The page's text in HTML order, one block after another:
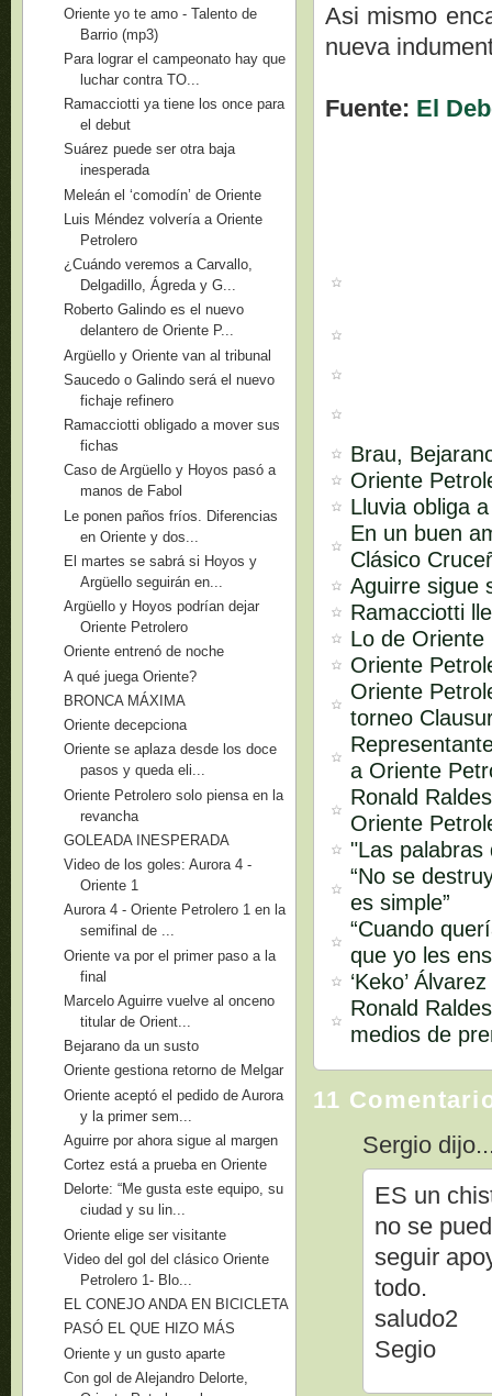
Asi mismo
nueva
Fuente: El
Brau,
Oriente
Lluvia obliga
En un buen
Clásico
Aguirre sigue
Ramacciotti
Lo de
Oriente
Oriente
torneo
a Oriente
Ronald
Oriente
"Las palabras
“No se
es simple”
“Cuando
que yo les
‘Keko’
Ronald
medios de
11
Sergio
ES un
no se
seguir
todo.
saludo2
Segio
Oriente yo te amo - Talento de
Barrio (mp3)
Para lograr el campeonato hay que
luchar contra TO...
Ramacciotti ya tiene los once para
el debut
Suárez puede ser otra baja
inesperada
Meleán el ‘comodín’ de Oriente
Luis Méndez volvería a Oriente
Petrolero
¿Cuándo veremos a Carvallo,
Delgadillo, Ágreda y G...
Roberto Galindo es el nuevo
delantero de Oriente P...
Argüello y Oriente van al tribunal
Saucedo o Galindo será el nuevo
fichaje refinero
Ramacciotti obligado a mover sus
fichas
Caso de Argüello y Hoyos pasó a
manos de Fabol
Le ponen paños fríos. Diferencias
en Oriente y dos...
El martes se sabrá si Hoyos y
Argüello seguirán en...
Argüello y Hoyos podrían dejar
Oriente Petrolero
Oriente entrenó de noche
A qué juega Oriente?
BRONCA MÁXIMA
Oriente decepciona
Oriente se aplaza desde los doce
pasos y queda eli...
Oriente Petrolero solo piensa en la
revancha
GOLEADA INESPERADA
Video de los goles: Aurora 4 -
Oriente 1
Aurora 4 - Oriente Petrolero 1 en la
semifinal de ...
Oriente va por el primer paso a la
final
Marcelo Aguirre vuelve al onceno
titular de Orient...
Bejarano da un susto
Oriente gestiona retorno de Melgar
Oriente aceptó el pedido de Aurora
y la primer sem...
Aguirre por ahora sigue al margen
Cortez está a prueba en Oriente
Delorte: “Me gusta este equipo, su
ciudad y su lin...
Oriente elige ser visitante
Video del gol del clásico Oriente
Petrolero 1- Blo...
EL CONEJO ANDA EN BICICLETA
PASÓ EL QUE HIZO MÁS
Oriente y un gusto aparte
Con gol de Alejandro Delorte,